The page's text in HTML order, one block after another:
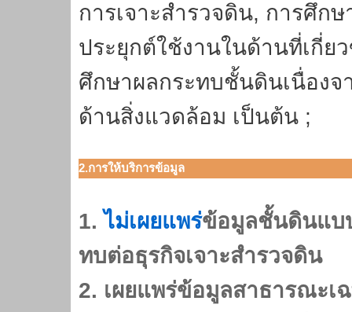
การเจาะสำรวจดิน, การศึ
ประยุกต์ใช้งานในด้านที่เกี่ย
ศึกษาผลกระทบชั้นดินเนื่อง
ด้านสิ่งแวดล้อม เป็นต้น ;
2.การให้บริการข้อมูล
1.ไม่เผยแพร่ข้อมูลชั้นดินแบ
ทบต่อธุรกิจเจาะสำรวจดิน
2. เผยแพร่ข้อมูลสาธารณะ